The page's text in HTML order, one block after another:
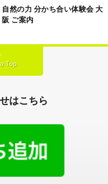
自然の力 分かち合い体験会 大
阪 ご案内
Top
はこちら